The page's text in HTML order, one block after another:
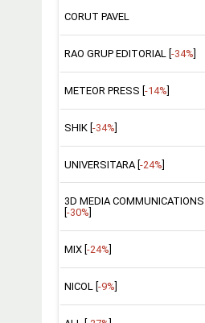
CORUT PAVEL
RAO GRUP EDITORIAL [ -34%
METEOR PRESS [ -14%
SHIK [-34%]
UNIVERSITARA [-24%]
3D MEDIA COMMUNICATIONS
-30%
MIX [ -24%
NICOL [ -9%